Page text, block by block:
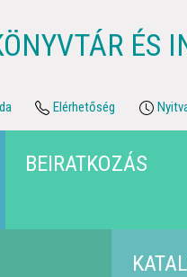
ÉS
Elérhetőség
BEIRATKOZÁS